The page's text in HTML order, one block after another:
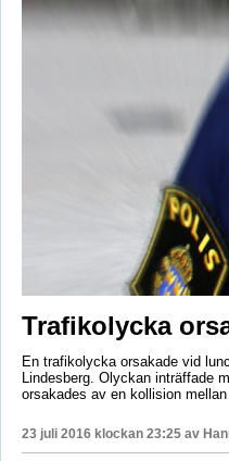
Trafikolycka
En trafikolycka orsakade vid
Lindesberg. Olyckan inträffade
orsakades av en kollision mellan
23 juli 2016 klockan 23:25 av